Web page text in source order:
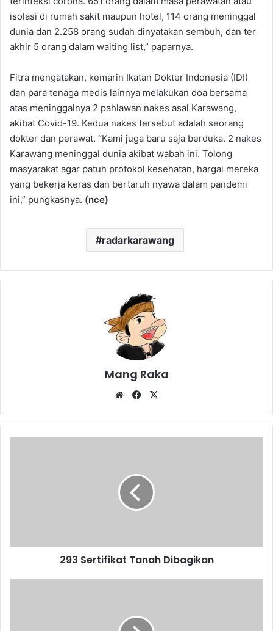
isolasi di rumah sakit maupun hotel, 114 orang meninggal
dunia dan 2.258 orang sudah dinyatakan sembuh, dan ter
akhir 5 orang dalam waiting list,” paparnya.
Fitra mengatakan, kemarin Ikatan Dokter Indonesia (IDI)
dan para tenaga medis lainnya melakukan doa bersama
atas meninggalnya 2 pahlawan nakes asal Karawang,
akibat Covid-19. Kedua nakes tersebut adalah seorang
dokter dan perawat. “Kami juga baru saja berduka. 2 nakes
Karawang meninggal dunia akibat wabah ini. Tolong
masyarakat agar patuh protokol kesehatan, hargai mereka
yang bekerja keras dan bertaruh nyawa dalam pandemi
ini,” pungkasnya. (nce)
radarkarawang
Mang Raka
WebsiteFacebook
293 Sertifikat Tanah Dibagikan